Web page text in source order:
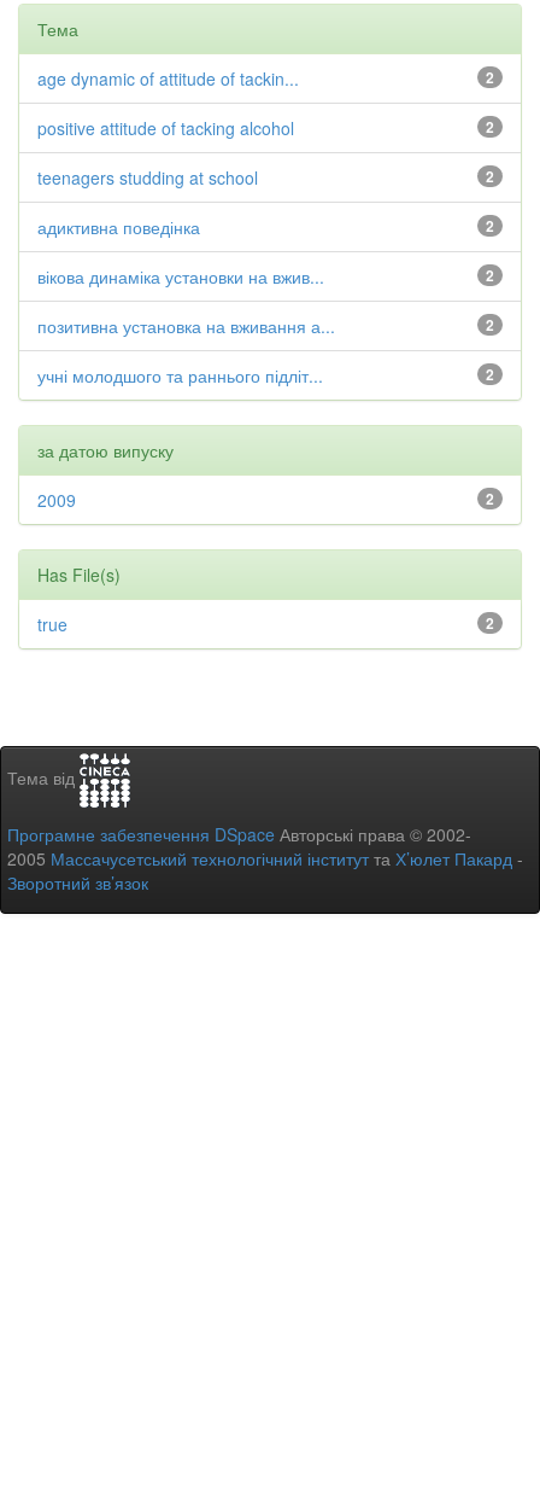
Тема
2
age dynamic of attitude of tackin...
2
positive attitude of tacking alcohol
2
teenagers studding at school
2
адиктивна поведінка
2
вікова динаміка установки на вжив...
2
позитивна установка на вживання а...
2
учні молодшого та раннього підліт...
за датою випуску
2
2009
Has File(s)
2
true
Тема від
Програмне забезпечення DSpace Авторські права © 2002-
2005 Массачусетський технологічний інститутта Х’юлет Пакард -
Зворотний зв’язок